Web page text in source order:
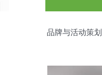
品牌与活动策